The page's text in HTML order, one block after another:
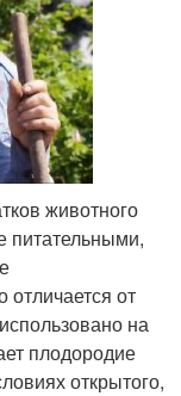
животного
питательными,
отличается от
на
плодородие
открытого,